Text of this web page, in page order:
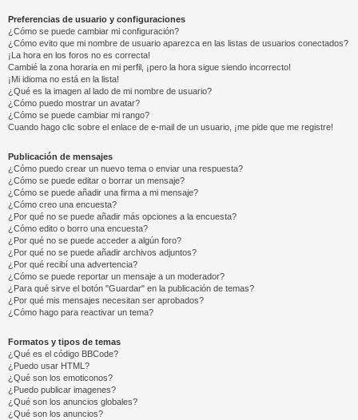
Preferencias de usuario y configuraciones
¿Cómo se puede cambiar mi configuración?
¿Cómo evito que mi nombre de usuario aparezca en las listas de usuarios conectados?
¡La hora en los foros no es correcta!
Cambié la zona horaria en mi perfil, ¡pero la hora sigue siendo incorrecto!
¡Mi idioma no está en la lista!
¿Qué es la imagen al lado de mi nombre de usuario?
¿Cómo puedo mostrar un avatar?
¿Cómo se puede cambiar mi rango?
Cuando hago clic sobre el enlace de e-mail de un usuario, ¡me pide que me registre!
Publicación de mensajes
¿Cómo puedo crear un nuevo tema o enviar una respuesta?
¿Cómo se puede editar o borrar un mensaje?
¿Cómo se puede añadir una firma a mi mensaje?
¿Cómo creo una encuesta?
¿Por qué no se puede añadir más opciones a la encuesta?
¿Cómo edito o borro una encuesta?
¿Por qué no se puede acceder a algún foro?
¿Por qué no se puede añadir archivos adjuntos?
¿Por qué recibí una advertencia?
¿Cómo se puede reportar un mensaje a un moderador?
¿Para qué sirve el botón "Guardar" en la publicación de temas?
¿Por qué mis mensajes necesitan ser aprobados?
¿Cómo hago para reactivar un tema?
Formatos y tipos de temas
¿Qué es el código BBCode?
¿Puedo usar HTML?
¿Qué son los emoticonos?
¿Puedo publicar imagenes?
¿Qué son los anuncios globales?
¿Qué son los anuncios?